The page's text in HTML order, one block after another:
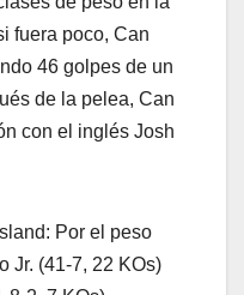
fuera poco, Can
46 golpes de un
de la pelea, Can
con el inglés Josh
Por el peso
Jr. (41-7, 22 KOs)